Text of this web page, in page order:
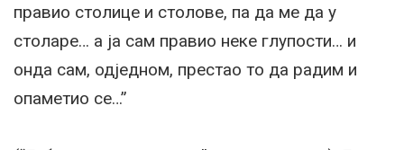
правио столице и столове, па да ме да у
столаре… а ја сам правио неке глупости… и
онда сам, одједном, престао то да радим и
опаметио се…”